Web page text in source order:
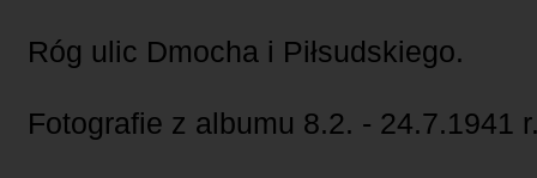
Róg ulic Dmocha i Piłsudskiego.
Fotografie z albumu 8.2. - 24.7.1941